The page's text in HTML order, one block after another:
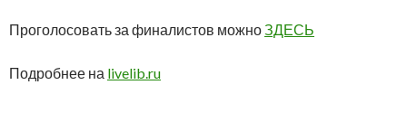
Проголосовать за финалистов можноЗДЕСЬ
Подробнее на livelib.ru